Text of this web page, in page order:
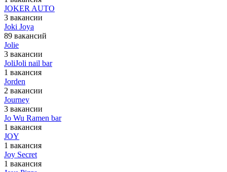
JOKER AUTO
3 вакансии
Joki Joya
89 вакансий
Jolie
3 вакансии
JoliJoli nail bar
1 вакансия
Jorden
2 вакансии
Journey
3 вакансии
Jo Wu Ramen bar
1 вакансия
JOY
1 вакансия
Joy Secret
1 вакансия